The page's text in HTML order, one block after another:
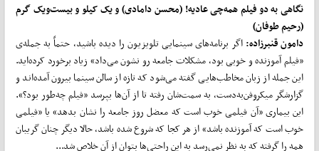
نگاهی به دو فیلم همهچی عادیه! (محسن دامادی) و یک کیلو و بیستویک گرم
(رحیم طوفان)
دامون قنبرزاده: اگر برنامه‌های سینمایی تلویزیون را دیده باشید، حتماً به جمله‌ی
«فیلم آموزنده و خوبی بود، مشکلات جامعه رو نشون می‌داد» زیاد برخورد کرده‌اید.
این جمله از زبان مخاطب‌هایی گفته می‌شود که تازه از سالن سینما بیرون آمده‌اند و
گزارشگر میکروفن‌به‌دست، به سمت‌شان رفته تا از آن‌ها بپرسد «فیلم چه‌طور بود؟».
این بیماری «آن فیلمی خوب است که معضل روز جامعه را نشان بدهد» یا «فیلمی
خوب است که آموزنده باشد» از هر کجا که شروع شده باشد، حالا دیگر چنان گریبان
همه را گرفته که به نظر نمی‌رسد به این راحتی‌ها بتوان از آن خلاص شد...